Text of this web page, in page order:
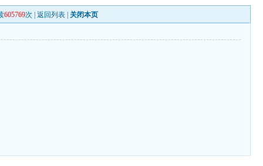
605769次 |返回列表 关闭本页